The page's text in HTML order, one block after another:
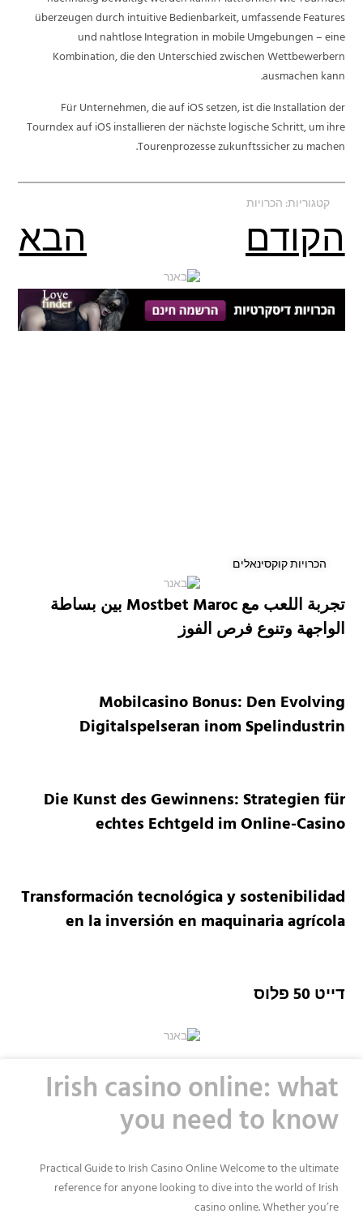
überzeugen durch intuitive Bedienbarkeit, umfassende Features
und nahtlose Integration in mobile Umgebungen – eine
Kombination, die den Unterschied zwischen Wettbewerbern
ausmachen kann.
Für Unternehmen, die auf iOS setzen, ist die Installation der
Tourndex auf iOS installieren der nächste logische Schritt, um ihre
Tourenprozesse zukunftssicher zu machen.
קטגוריות:הכרויות
הקודם הבא
הכרויות קוקסינאלים
تجربة اللعب مع Mostbet Maroc بين بساطة
الواجهة وتنوع فرص الفوز
Mobilcasino Bonus: Den Evolving
Digitalspelseran inom Spelindustrin
Die Kunst des Gewinnens: Strategien für
echtes Echtgeld im Online-Casino
Transformación tecnológica y sostenibilidad
en la inversión en maquinaria agrícola
דייט 50 פלוס
Irish casino online: what
you need to know
Practical Guide to Irish Casino Online Welcome to the ultimate
reference for anyone looking to dive into the world of Irish
casino online. Whether you’re